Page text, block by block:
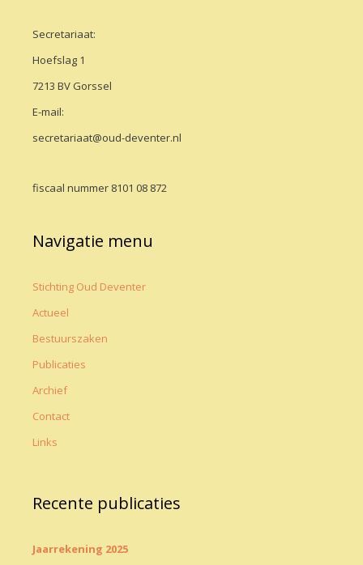
Secretariaat:
Hoefslag 1
7213 BV Gorssel
E-mail:
secretariaat@oud-deventer.nl
fiscaal nummer 8101 08 872
Navigatie menu
Stichting Oud Deventer
Actueel
Bestuurszaken
Publicaties
Archief
Contact
Links
Recente publicaties
Jaarrekening 2025